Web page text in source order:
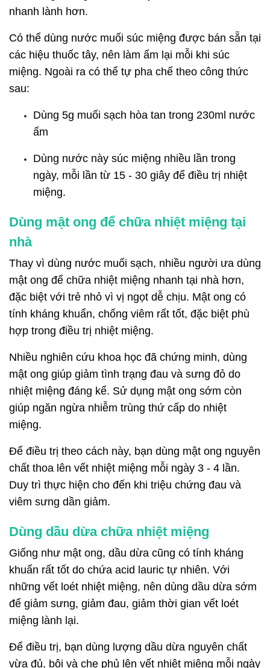
nhanh lành hơn.
Có thể dùng nước muối súc miệng được bán sẵn tại
các hiệu thuốc tây, nên làm ấm lại mỗi khi súc
miệng. Ngoài ra có thể tự pha chế theo công thức
sau:
Dùng 5g muối sạch hòa tan trong 230ml nước
ấm
Dùng nước này súc miệng nhiều lần trong
ngày, mỗi lần từ 15 - 30 giây để điều trị nhiệt
miệng.
Dùng mật ong để chữa nhiệt miệng tại
nhà
Thay vì dùng nước muối sạch, nhiều người ưa dùng
mật ong để chữa nhiệt miệng nhanh tại nhà hơn,
đặc biệt với trẻ nhỏ vì vị ngọt dễ chịu. Mật ong có
tính kháng khuẩn, chống viêm rất tốt, đặc biệt phù
hợp trong điều trị nhiệt miệng.
Nhiều nghiên cứu khoa học đã chứng minh, dùng
mật ong giúp giảm tình trạng đau và sưng đỏ do
nhiệt miệng đáng kể. Sử dụng mật ong sớm còn
giúp ngăn ngừa nhiễm trùng thứ cấp do nhiệt
miệng.
Để điều trị theo cách này, bạn dùng mật ong nguyên
chất thoa lên vết nhiệt miệng mỗi ngày 3 - 4 lần.
Duy trì thực hiện cho đến khi triệu chứng đau và
viêm sưng dần giảm.
Dùng dầu dừa chữa nhiệt miệng
Giống như mật ong, dầu dừa cũng có tính kháng
khuẩn rất tốt do chứa acid lauric tự nhiên. Với
những vết loét nhiệt miệng, nên dùng dầu dừa sớm
để giảm sưng, giảm đau, giảm thời gian vết loét
miệng lành lại.
Để điều trị, bạn dùng lượng dầu dừa nguyên chất
vừa đủ, bôi và che phủ lên vết nhiệt miệng mỗi ngày